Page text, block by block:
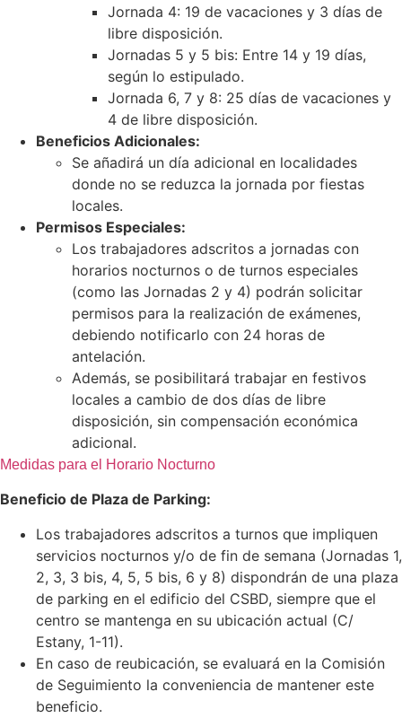
Jornada 4: 19 de vacaciones y 3 días de
libre disposición.
Jornadas 5 y 5 bis: Entre 14 y 19 días,
según lo estipulado.
Jornada 6, 7 y 8: 25 días de vacaciones y
4 de libre disposición.
Beneficios Adicionales:
Se añadirá un día adicional en localidades
donde no se reduzca la jornada por fiestas
locales.
Permisos Especiales:
Los trabajadores adscritos a jornadas con
horarios nocturnos o de turnos especiales
(como las Jornadas 2 y 4) podrán solicitar
permisos para la realización de exámenes,
debiendo notificarlo con 24 horas de
antelación.
Además, se posibilitará trabajar en festivos
locales a cambio de dos días de libre
disposición, sin compensación económica
adicional.
Medidas para el Horario Nocturno
Beneficio de Plaza de Parking:
Los trabajadores adscritos a turnos que impliquen
servicios nocturnos y/o de fin de semana (Jornadas 1,
2, 3, 3 bis, 4, 5, 5 bis, 6 y 8) dispondrán de una plaza
de parking en el edificio del CSBD, siempre que el
centro se mantenga en su ubicación actual (C/
Estany, 1-11).
En caso de reubicación, se evaluará en la Comisión
de Seguimiento la conveniencia de mantener este
beneficio.